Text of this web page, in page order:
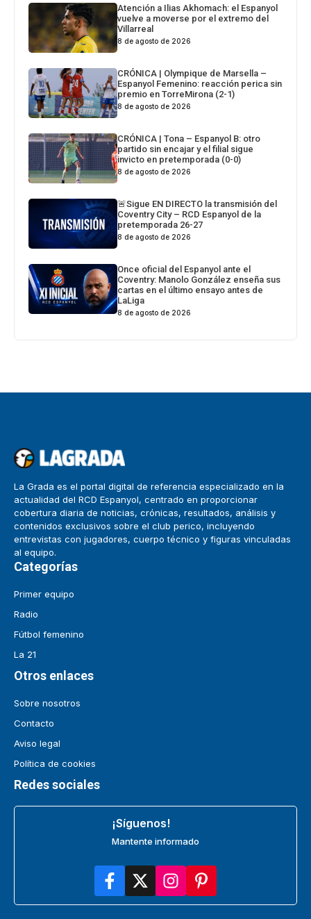
Atención a Ilias Akhomach: el Espanyol
vuelve a moverse por el extremo del
Villarreal
8 de agosto de 2026
CRÓNICA | Olympique de Marsella –
Espanyol Femenino: reacción perica sin
premio en TorreMirona (2-1)
8 de agosto de 2026
CRÓNICA | Tona – Espanyol B: otro
partido sin encajar y el filial sigue
invicto en pretemporada (0-0)
8 de agosto de 2026
🚨Sigue EN DIRECTO la transmisión del
Coventry City – RCD Espanyol de la
pretemporada 26-27
8 de agosto de 2026
Once oficial del Espanyol ante el
Coventry: Manolo González enseña sus
cartas en el último ensayo antes de
LaLiga
8 de agosto de 2026
La Grada es el portal digital de referencia especializado en la
actualidad del RCD Espanyol, centrado en proporcionar
cobertura diaria de noticias, crónicas, resultados, análisis y
contenidos exclusivos sobre el club perico, incluyendo
entrevistas con jugadores, cuerpo técnico y figuras vinculadas
al equipo.
Categorías
Primer equipo
Radio
Fútbol femenino
La 21
Otros enlaces
Sobre nosotros
Contacto
Aviso legal
Política de cookies
Redes sociales
¡Síguenos!
Mantente informado